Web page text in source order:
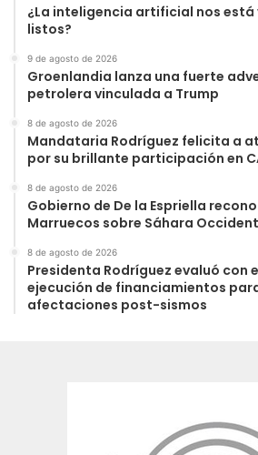
¿La inteligencia artificial nos está
listos?
9 de agosto de 2026
Groenlandia lanza una fuerte
petrolera vinculada a Trump
8 de agosto de 2026
Mandataria Rodríguez felicita a
por su brillante participación en
8 de agosto de 2026
Gobierno de De la Espriella
Marruecos sobre Sáhara
8 de agosto de 2026
Presidenta Rodríguez evaluó con
ejecución de financiamientos
afectaciones post-sismos